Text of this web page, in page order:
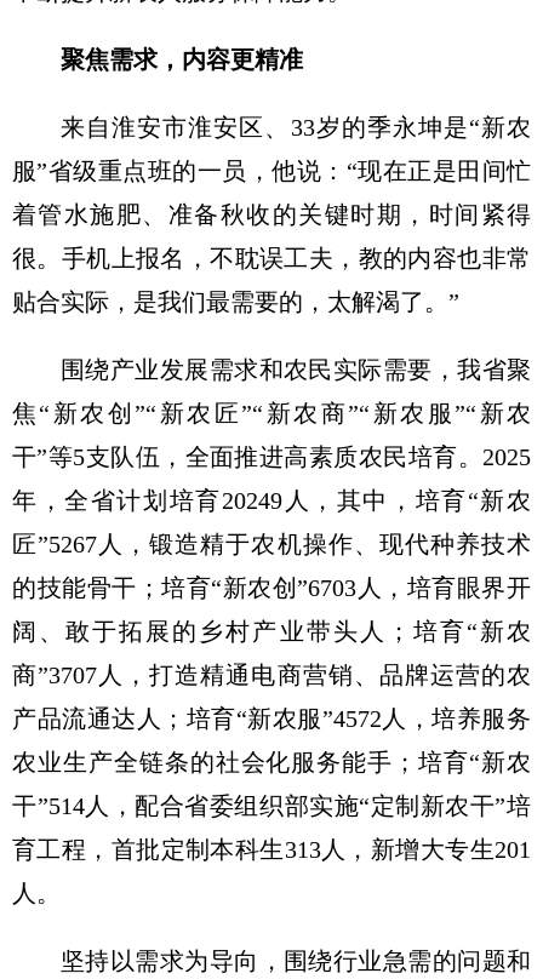
聚焦需求，内容更精准
来自淮安市淮安区、33岁的季永坤是“新农
服”省级重点班的一员，他说：“现在正是田间忙
着管水施肥、准备秋收的关键时期，时间紧得
很。手机上报名，不耽误工夫，教的内容也非常
贴合实际，是我们最需要的，太解渴了。”
围绕产业发展需求和农民实际需要，我省聚
焦“新农创”“新农匠”“新农商”“新农服”“新农
干”等5支队伍，全面推进高素质农民培育。2025
年，全省计划培育20249人，其中，培育“新农
匠”5267人，锻造精于农机操作、现代种养技术
的技能骨干；培育“新农创”6703人，培育眼界开
阔、敢于拓展的乡村产业带头人；培育“新农
商”3707人，打造精通电商营销、品牌运营的农
产品流通达人；培育“新农服”4572人，培养服务
农业生产全链条的社会化服务能手；培育“新农
干”514人，配合省委组织部实施“定制新农干”培
育工程，首批定制本科生313人，新增大专生201
人。
坚持以需求为导向，围绕行业急需的问题和